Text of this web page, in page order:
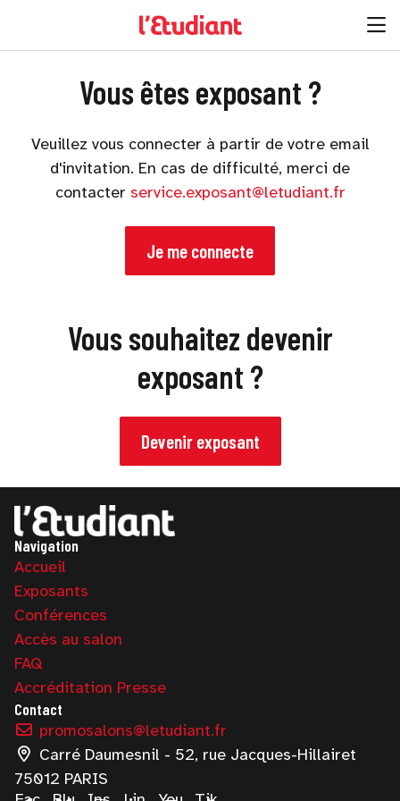
Vous êtes exposant ?
Veuillez vous connecter à partir de votre email
d'invitation. En cas de difficulté, merci de
contacter service.exposant@letudiant.fr
Je me connecte
Vous souhaitez devenir
exposant ?
Devenir exposant
Navigation
Accueil
Exposants
Conférences
Accès au salon
FAQ
Accréditation Presse
Contact
promosalons@letudiant.fr
Carré Daumesnil - 52, rue Jacques-Hillairet
75012 PARIS